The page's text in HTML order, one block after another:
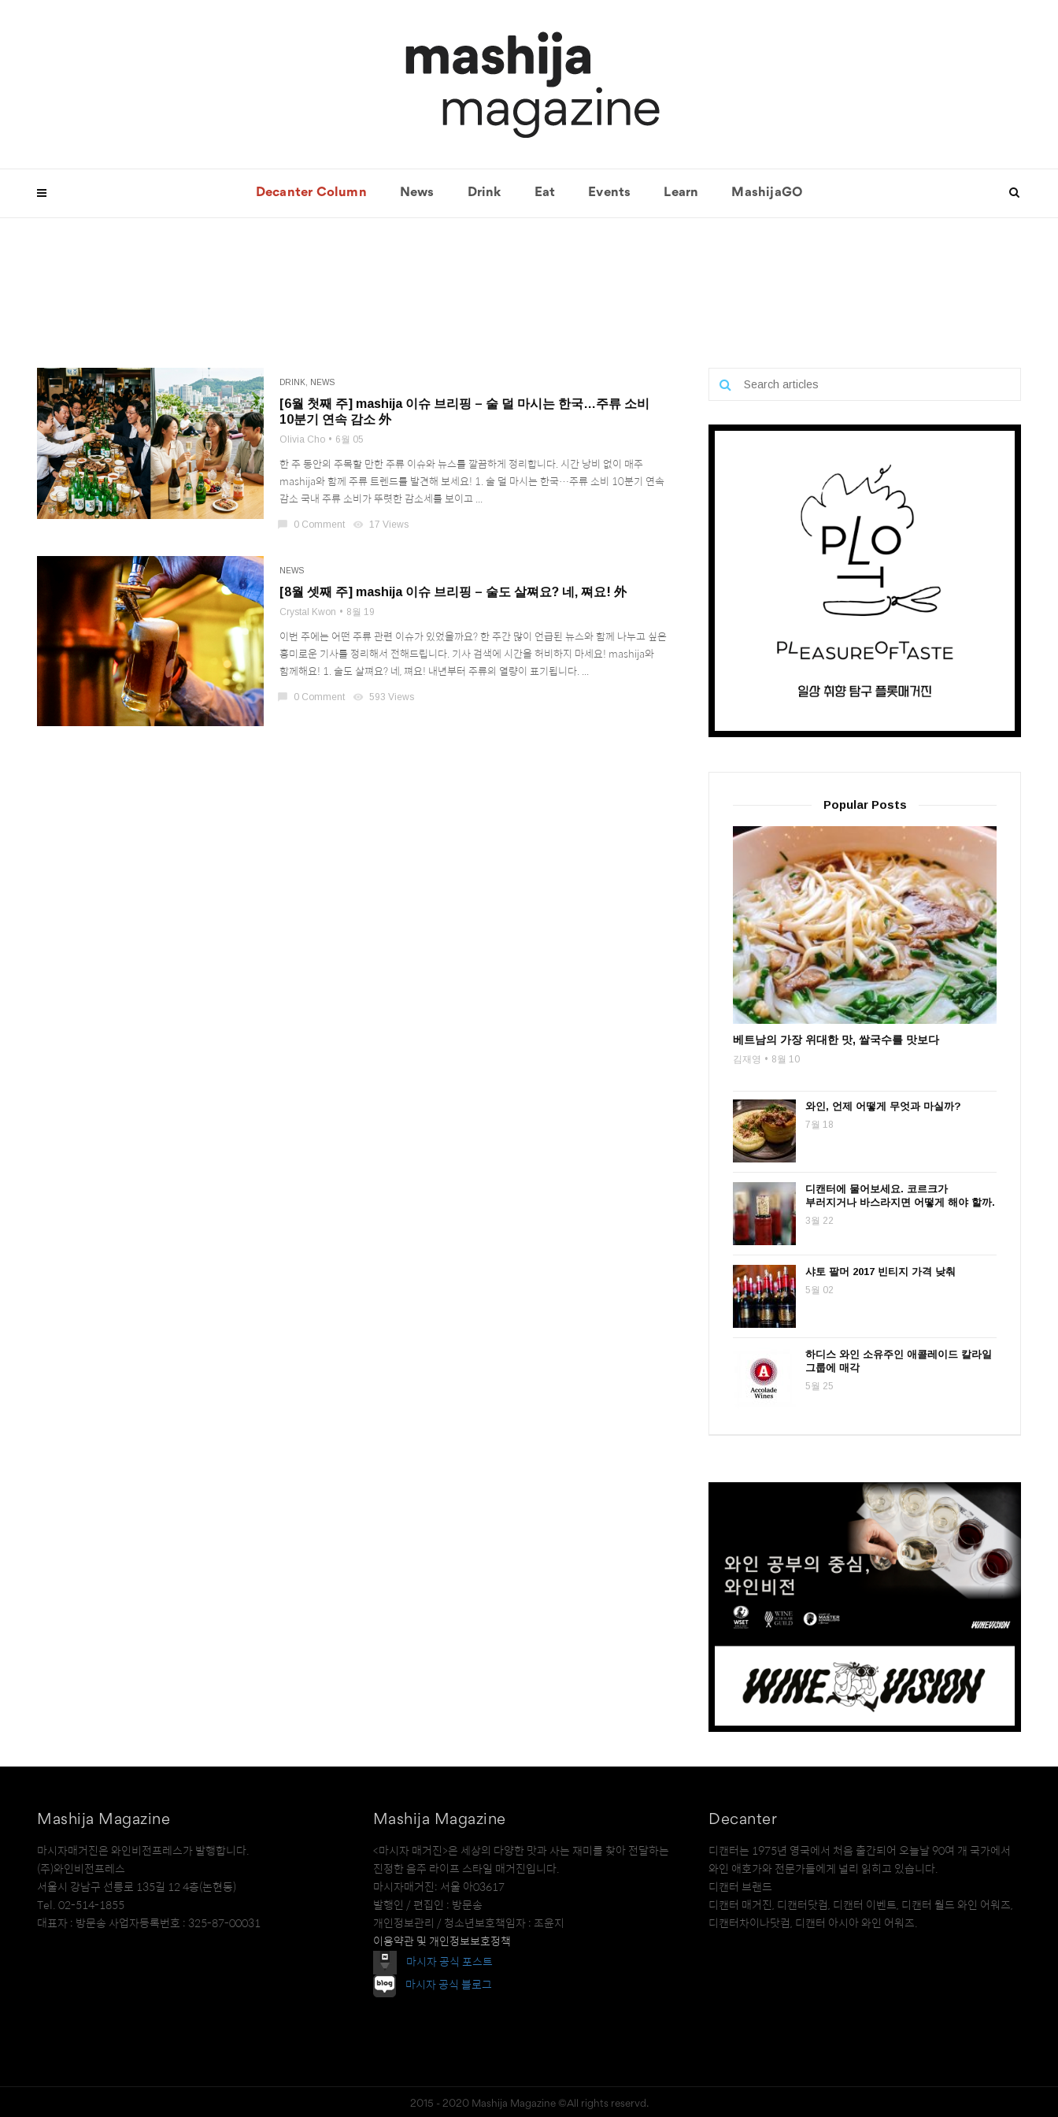
Decanter Column News Drink Eat Events Learn MashijaGO
DRINK NEWS
[6월 첫째 주] mashija 이슈 브리핑 – 술 덜 마시는 한국…주류 소비
10분기 연속 감소 外
Olivia Cho 6월 05
한 주 동안의 주목할 만한 주류 이슈와 뉴스를 깔끔하게 정리합니다. 시간 낭비 없이 매주
mashija와 함께 주류 트렌드를 발견해 보세요! 1. 술 덜 마시는 한국…주류 소비 10분기 연속
감소 국내 주류 소비가 뚜렷한 감소세를 보이고 ...
chat_bubble 0 Comment visibility 17 Views
NEWS
[8월 셋째 주] mashija 이슈 브리핑 – 술도 살쪄요? 네, 쪄요! 外
Crystal Kwon 8월 19
이번 주에는 어떤 주류 관련 이슈가 있었을까요? 한 주간 많이 언급된 뉴스와 함께 나누고 싶은
흥미로운 기사를 정리해서 전해드립니다. 기사 검색에 시간을 허비하지 마세요! mashija와
함께해요! 1. 술도 살쪄요? 네, 쪄요! 내년부터 주류의 열량이 표기됩니다. ...
chat_bubble 0 Comment visibility 593 Views
Popular Posts
베트남의 가장 위대한 맛, 쌀국수를 맛보다
김재영 8월 10
와인, 언제 어떻게 무엇과 마실까?
7월 18
디캔터에 물어보세요. 코르크가
부러지거나 바스라지면 어떻게 해야 할까.
3월 22
샤토 팔머 2017 빈티지 가격 낮춰
5월 02
하디스 와인 소유주인 애콜레이드 칼라일
그룹에 매각
5월 25
Mashija Magazine
마시자매거진은 와인비전프레스가 발행합니다.
(주)와인비전프레스
서울시 강남구 선릉로 135길 12 4층(논현동)
Tel. 02-514-1855
대표자 : 방문송 사업자등록번호 : 325-87-00031
Mashija Magazine
<마시자 매거진>은 세상의 다양한 맛과 사는 재미를 찾아 전달하는
진정한 음주 라이프 스타일 매거진입니다.
마시자매거진: 서울 아03617
발행인 / 편집인 : 방문송
개인정보관리 / 청소년보호책임자 : 조윤지
이용약관 및 개인정보보호정책
마시자 공식 포스트
마시자 공식 블로그
Decanter
디캔터는 1975년 영국에서 처음 출간되어 오늘날 90여 개 국가에서
와인 애호가와 전문가들에게 널리 읽히고 있습니다.
디캔터 브랜드
디캔터 매거진, 디캔터닷컴, 디캔터 이벤트, 디캔터 월드 와인 어워즈,
디캔터차이나닷컴, 디캔터 아시아 와인 어워즈.
2015 - 2020 Mashija Magazine ©All rights reservd.